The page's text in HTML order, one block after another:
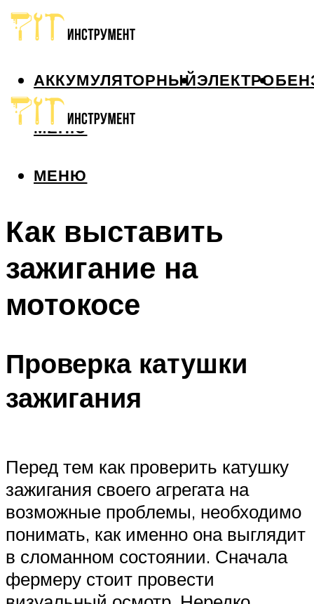
АККУМУЛЯТОРНЫЙЭЛЕКТРО
МЕНЮ
МЕНЮ
Как выставить
зажигание на
мотокосе
Проверка катушки
зажигания
Перед тем как проверить катушку
зажигания своего агрегата на
возможные проблемы, необходимо
понимать, как именно она выглядит
в сломанном состоянии. Сначала
фермеру стоит провести